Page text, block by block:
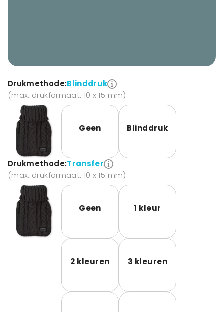
Drukmethode:Blinddruk
(max. drukformaat: 10 x 15 mm)
Geen Blinddruk
Drukmethode:Transfer
(max. drukformaat: 10 x 15 mm)
Geen 1 kleur
2 kleuren 3 kleuren